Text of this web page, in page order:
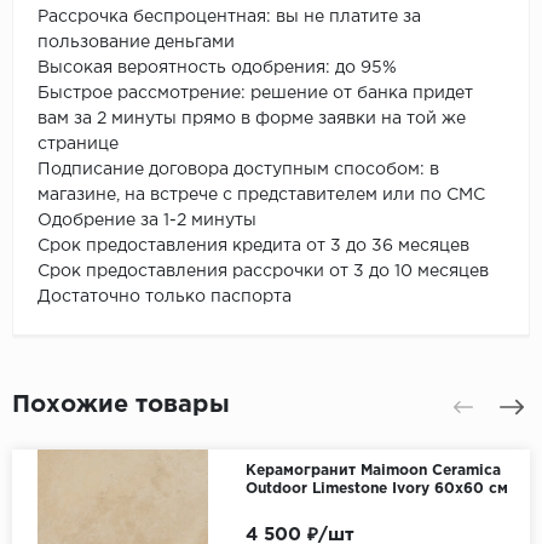
Рассрочка беспроцентная: вы не платите за
пользование деньгами
Высокая вероятность одобрения: до 95%
Быстрое рассмотрение: решение от банка придет
вам за 2 минуты прямо в форме заявки на той же
странице
Подписание договора доступным способом: в
магазине, на встрече с представителем или по СМС
Одобрение за 1-2 минуты
Срок предоставления кредита от 3 до 36 месяцев
Срок предоставления рассрочки от 3 до 10 месяцев
Достаточно только паспорта
Похожие товары
Керамогранит Maimoon Ceramica
Outdoor Limestone Ivory 60х60 см
4 500 ₽/шт